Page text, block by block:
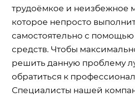
трудоёмкое и неизбежное
которое непросто
самостоятельно с
средств. Чтобы
решить данную проблему
обратиться к
Специалисты нашей